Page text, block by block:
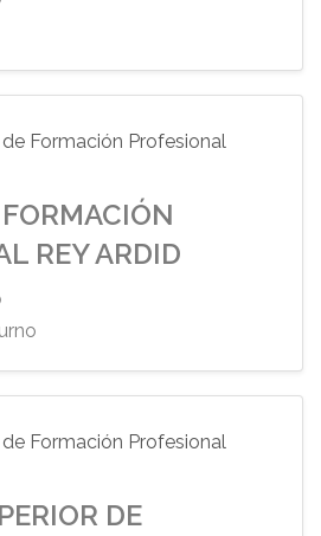
Formación Profesional
REY ARDID
Formación Profesional
DE